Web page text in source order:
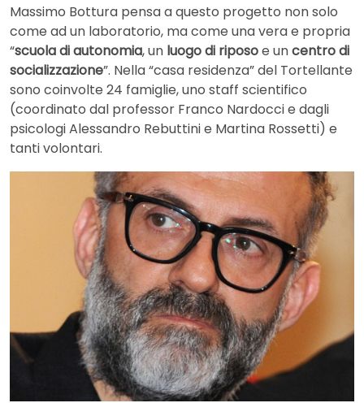
Massimo Bottura pensa a questo progetto non solo
come ad un laboratorio, ma come una vera e propria
“scuola di autonomia, un luogo di riposoe uncentro di
socializzazione”. Nella “casa residenza” del Tortellante
sono coinvolte 24 famiglie, uno staff scientifico
(coordinato dal professor Franco Nardocci e dagli
psicologi Alessandro Rebuttini e Martina Rossetti) e
tanti volontari.